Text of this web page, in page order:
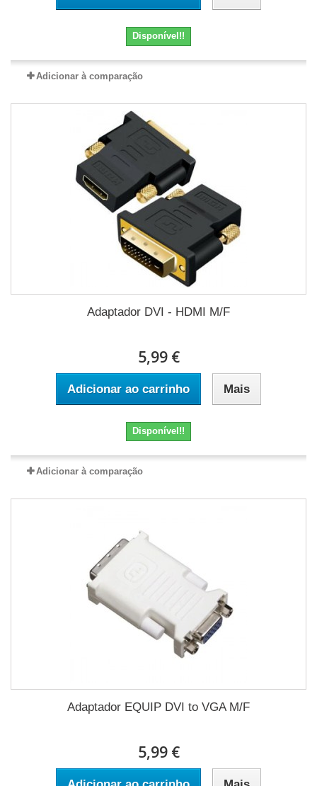
Disponível!!
Adicionar à comparação
Adaptador DVI - HDMI M/F
5,99 €
Adicionar ao carrinho Mais
Disponível!!
Adicionar à comparação
Adaptador EQUIP DVI to VGA M/F
5,99 €